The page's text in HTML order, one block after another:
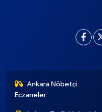
Ankara Nöbetçi
Eczaneler